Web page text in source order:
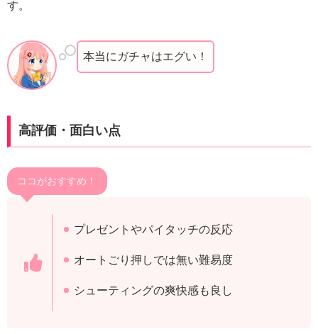
す。
本当にガチャはエグい！
高評価・面白い点
ココがおすすめ！
プレゼントやパイタッチの反応
オートごり押しでは無い難易度
シューティングの爽快感も良し